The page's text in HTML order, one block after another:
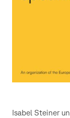
Isabel Steiner